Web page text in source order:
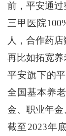
前，平安通
三甲医院
人，合作药店
再比如拓宽养
平安旗下的
全国基本养
金、职业年金
截至2023年